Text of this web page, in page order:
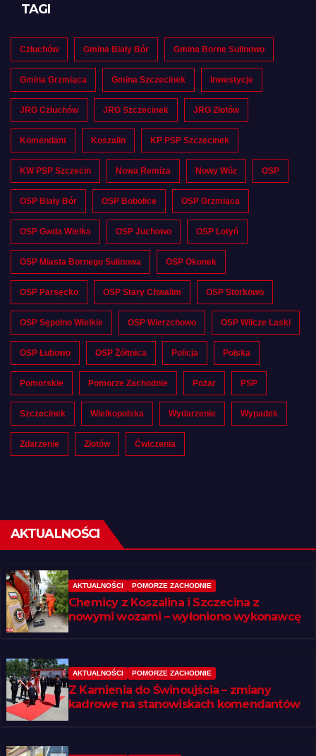
TAGI
Człuchów Gmina Biały Bór Gmina Borne Sulinowo
Gmina Grzmiąca Gmina Szczecinek Inwestycje
JRG Człuchów JRG Szczecinek JRG Złotów
Komendant Koszalin KP PSP Szczecinek
KW PSP Szczecin Nowa Remiza Nowy Wóz OSP
OSP Biały Bór OSP Bobolice OSP Grzmiąca
OSP Gwda Wielka OSP Juchowo OSP Lotyń
OSP Miasta Bornego Sulinowa OSP Okonek
OSP Parsęcko OSP Stary Chwalim OSP Storkowo
OSP Sępolno Wielkie OSP Wierzchowo OSP Wilcze Laski
OSP Łubowo OSP Żółtnica Policja Polska
Pomorskie Pomorze Zachodnie Pożar PSP
Szczecinek Wielkopolska Wydarzenie Wypadek
Zdarzenie Złotów Ćwiczenia
AKTUALNOŚCI
AKTUALNOŚCI POMORZE ZACHODNIE
Chemicy z Koszalina i Szczecina z
nowymi wozami – wyłoniono wykonawcę
AKTUALNOŚCI POMORZE ZACHODNIE
Z Kamienia do Świnoujścia – zmiany
kadrowe na stanowiskach komendantów